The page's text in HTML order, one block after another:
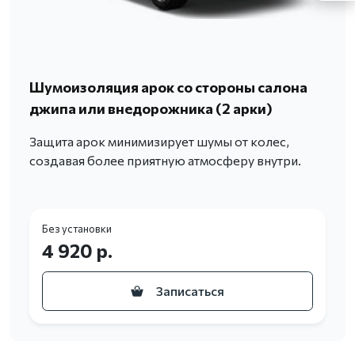
Шумоизоляция арок со стороны салона
джипа или внедорожника (2 арки)
Защита арок минимизирует шумы от колес,
создавая более приятную атмосферу внутри.
Без установки
4 920 р.
Записаться